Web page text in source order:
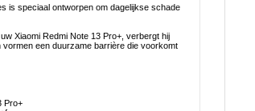
is speciaal ontworpen om dagelijkse schade
Xiaomi Redmi Note 13 Pro+, verbergt hij
een duurzame barrière die voorkomt
Pro+